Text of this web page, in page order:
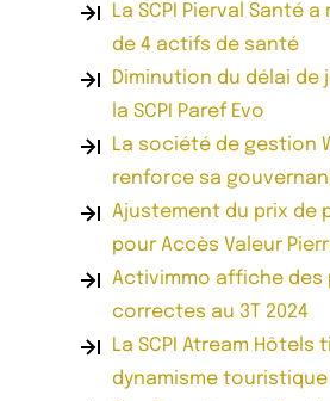
La SCPI Pierval Santé
de 4 actifs de santé
Diminution du délai de
la SCPI Paref Evo
La société de gestion
renforce sa
Ajustement du prix de
pour Accès Valeur
Activimmo affiche des
correctes au 3T 2024
La SCPI Atream Hôtels
dynamisme touristique